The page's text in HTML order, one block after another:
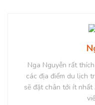
Nga Nguyễn rất
các địa điểm du lịch
sẽ đặt chân tới ít